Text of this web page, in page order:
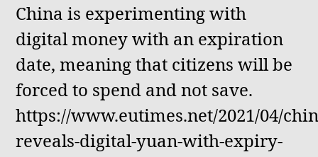
China is experimenting with
digital money with an expiration
date, meaning that citizens will be
forced to spend and not save.
https://www.eutimes.net/2021/04/
reveals-digital-yuan-with-expiry-